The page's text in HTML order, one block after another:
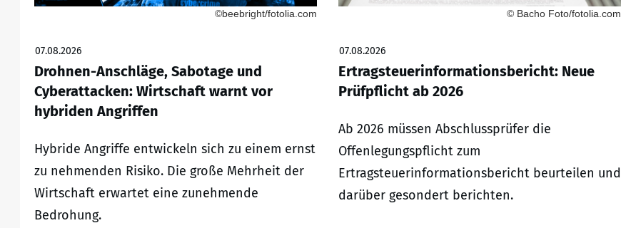
©beebright/fotolia.com
07.08.2026
Drohnen-Anschläge, Sabotage und
Cyberattacken: Wirtschaft warnt vor
hybriden Angriffen
Hybride Angriffe entwickeln sich zu einem ernst
zu nehmenden Risiko. Die große Mehrheit der
Wirtschaft erwartet eine zunehmende
Bedrohung.
© Bacho Foto/fotolia.com
07.08.2026
Ertragsteuerinformationsbericht: Neue
Prüfpflicht ab 2026
Ab 2026 müssen Abschlussprüfer die
Offenlegungspflicht zum
Ertragsteuerinformationsbericht beurteilen und
darüber gesondert berichten.